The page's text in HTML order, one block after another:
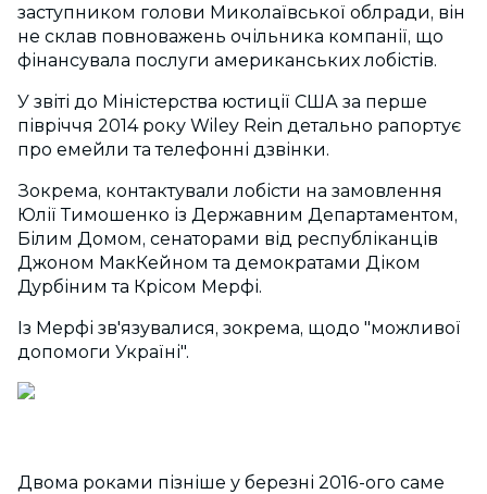
заступником голови Миколаївської облради, він
не склав повноважень очільника компанії, що
фінансувала послуги американських лобістів.
У звіті до Міністерства юстиції США за перше
півріччя 2014 року Wiley Rein детально рапортує
про емейли та телефонні дзвінки.
Зокрема, контактували лобісти на замовлення
Юлії Тимошенко із Державним Департаментом,
Білим Домом, сенаторами від республіканців
Джоном МакКейном та демократами Діком
Дурбіним та Крісом Мерфі.
Із Мерфі зв'язувалися, зокрема, щодо "можливої
допомоги Україні".
Двома роками пізніше у березні 2016-ого саме